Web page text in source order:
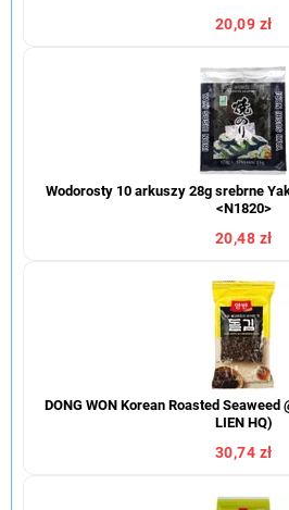
20,09 zł
Wodorosty 10 arkuszy 28g srebrne
<N1820>
20,48 zł
DONG WON Korean Roasted Seaweed
LIEN HQ)
30,74 zł